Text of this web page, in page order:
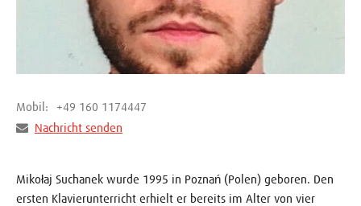
Mobil:
+49 160 1174447
Nachricht senden
Mikołaj Suchanek wurde 1995 in Poznań (Polen) geboren. Den
ersten Klavierunterricht erhielt er bereits im Alter von vier